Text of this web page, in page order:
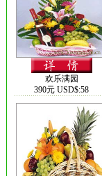
欢乐满园
390元 USD$:58